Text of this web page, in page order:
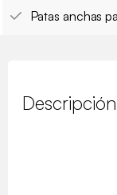
Patas anchas